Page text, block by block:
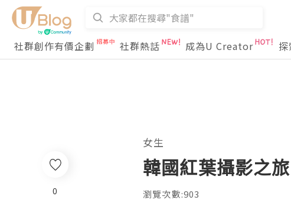
社群創作有價企劃
社群熱話 成為U Creator 探
女生
韓國紅葉攝影之旅
瀏覽次數:903
0